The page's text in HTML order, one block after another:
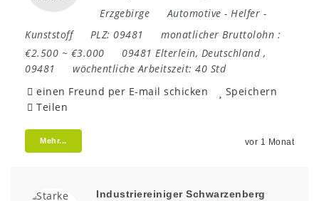
Erzgebirge
Automotive - Helfer -
Kunststoff
PLZ: 09481
monatlicher Bruttolohn :
€2.500 ~ €3.000
09481 Elterlein, Deutschland,
09481
wöchentliche Arbeitszeit: 40 Std
einen Freund per E-mail schicken
Speichern
Teilen
Mehr... vor 1 Monat
Industriereiniger Schwarzenberg